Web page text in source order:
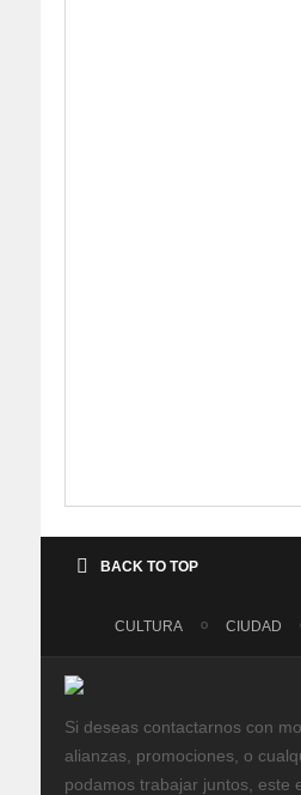
BACK TO TOP
CULTURA CIUDAD
Si deseas contactarnos con
alianzas, promociones, o
podamos trabajar juntos, este